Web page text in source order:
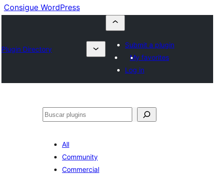
Consigue WordPress
Plugin Directory
Submit a plugin
My favorites
Log in
Buscar
All
Community
Commercial